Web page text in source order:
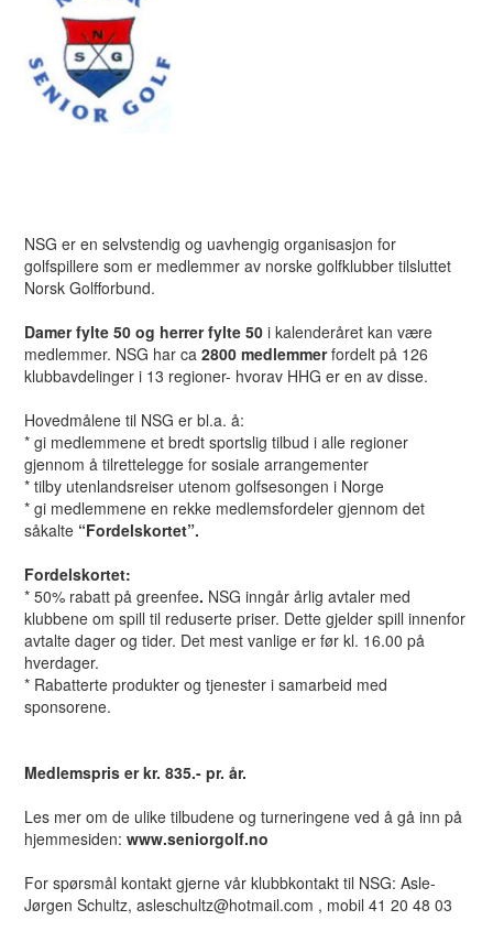
NSG er en selvstendig og uavhengig organisasjon for
golfspillere som er medlemmer av norske golfklubber tilsluttet
Norsk Golfforbund.
Damer fylte 50 og herrer fylte 50 i kalenderåret kan være
medlemmer. NSG har ca2800 medlemmerfordelt på 126
klubbavdelinger i 13 regioner- hvorav HHG er en av disse.
Hovedmålene til NSG er bl.a. å:
* gi medlemmene et bredt sportslig tilbud i alle regioner
gjennom å tilrettelegge for sosiale arrangementer
* tilby utenlandsreiser utenom golfsesongen i Norge
* gi medlemmene en rekke medlemsfordeler gjennom det
såkalte “Fordelskortet”.
Fordelskortet:
* 50% rabatt på greenfee. NSG inngår årlig avtaler med
klubbene om spill til reduserte priser. Dette gjelder spill innenfor
avtalte dager og tider. Det mest vanlige er før kl. 16.00 på
hverdager.
* Rabatterte produkter og tjenester i samarbeid med
sponsorene.
Medlemspris er kr. 835.- pr. år.
Les mer om de ulike tilbudene og turneringene ved å gå inn på
hjemmesiden:www.seniorgolf.no
For spørsmål kontakt gjerne vår klubbkontakt til NSG: Asle-
Jørgen Schultz, asleschultz@hotmail.com , mobil 41 20 48 03